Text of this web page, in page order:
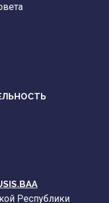
Республики